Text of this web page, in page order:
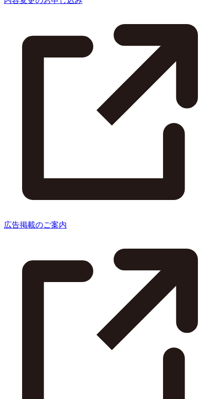
広告掲載のご案内